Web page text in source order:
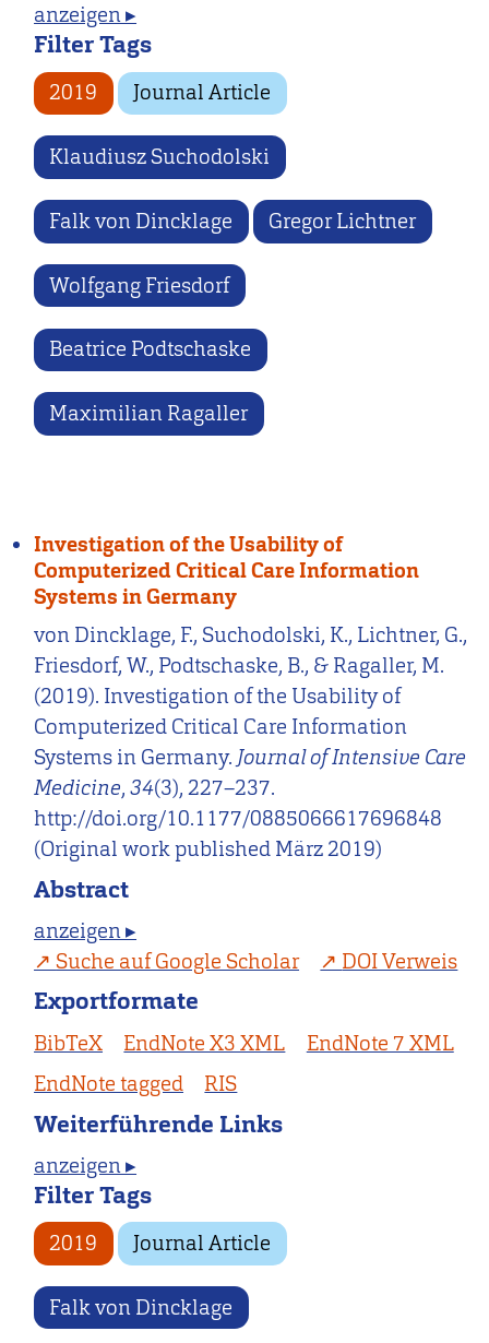
anzeigen ▸
Filter Tags
2019 Journal Article
Klaudiusz Suchodolski
Falk von Dincklage Gregor Lichtner
Wolfgang Friesdorf
Beatrice Podtschaske
Maximilian Ragaller
Investigation of the Usability of
Computerized Critical Care Information
Systems in Germany
von Dincklage, F., Suchodolski, K., Lichtner, G.,
Friesdorf, W., Podtschaske, B., & Ragaller, M.
(2019). Investigation of the Usability of
Computerized Critical Care Information
Systems in Germany. Journal of Intensive Care
Medicine,34(3), 227–237.
http://doi.org/10.1177/0885066617696848
(Original work published März 2019)
Abstract
anzeigen ▸
Suche auf Google Scholar
DOI Verweis
Exportformate
BibTeX EndNote X3 XML
EndNote 7 XML
EndNote tagged
RIS
Weiterführende Links
anzeigen ▸
Filter Tags
2019 Journal Article
Falk von Dincklage